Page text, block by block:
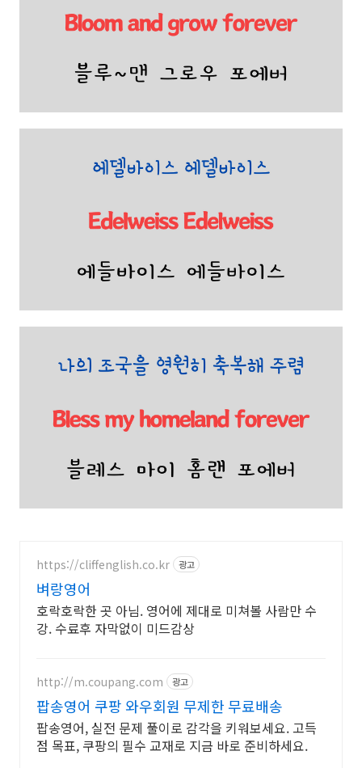
https://cliffenglish.co.kr 광고
벼랑영어
호락호락한 곳 아님. 영어에 제대로 미쳐볼 사람만 수
강. 수료후 자막없이 미드감상
http://m.coupang.com 광고
팝송영어 쿠팡 와우회원 무제한 무료배송
팝송영어, 실전 문제 풀이로 감각을 키워보세요. 고득
점 목표, 쿠팡의 필수 교재로 지금 바로 준비하세요.